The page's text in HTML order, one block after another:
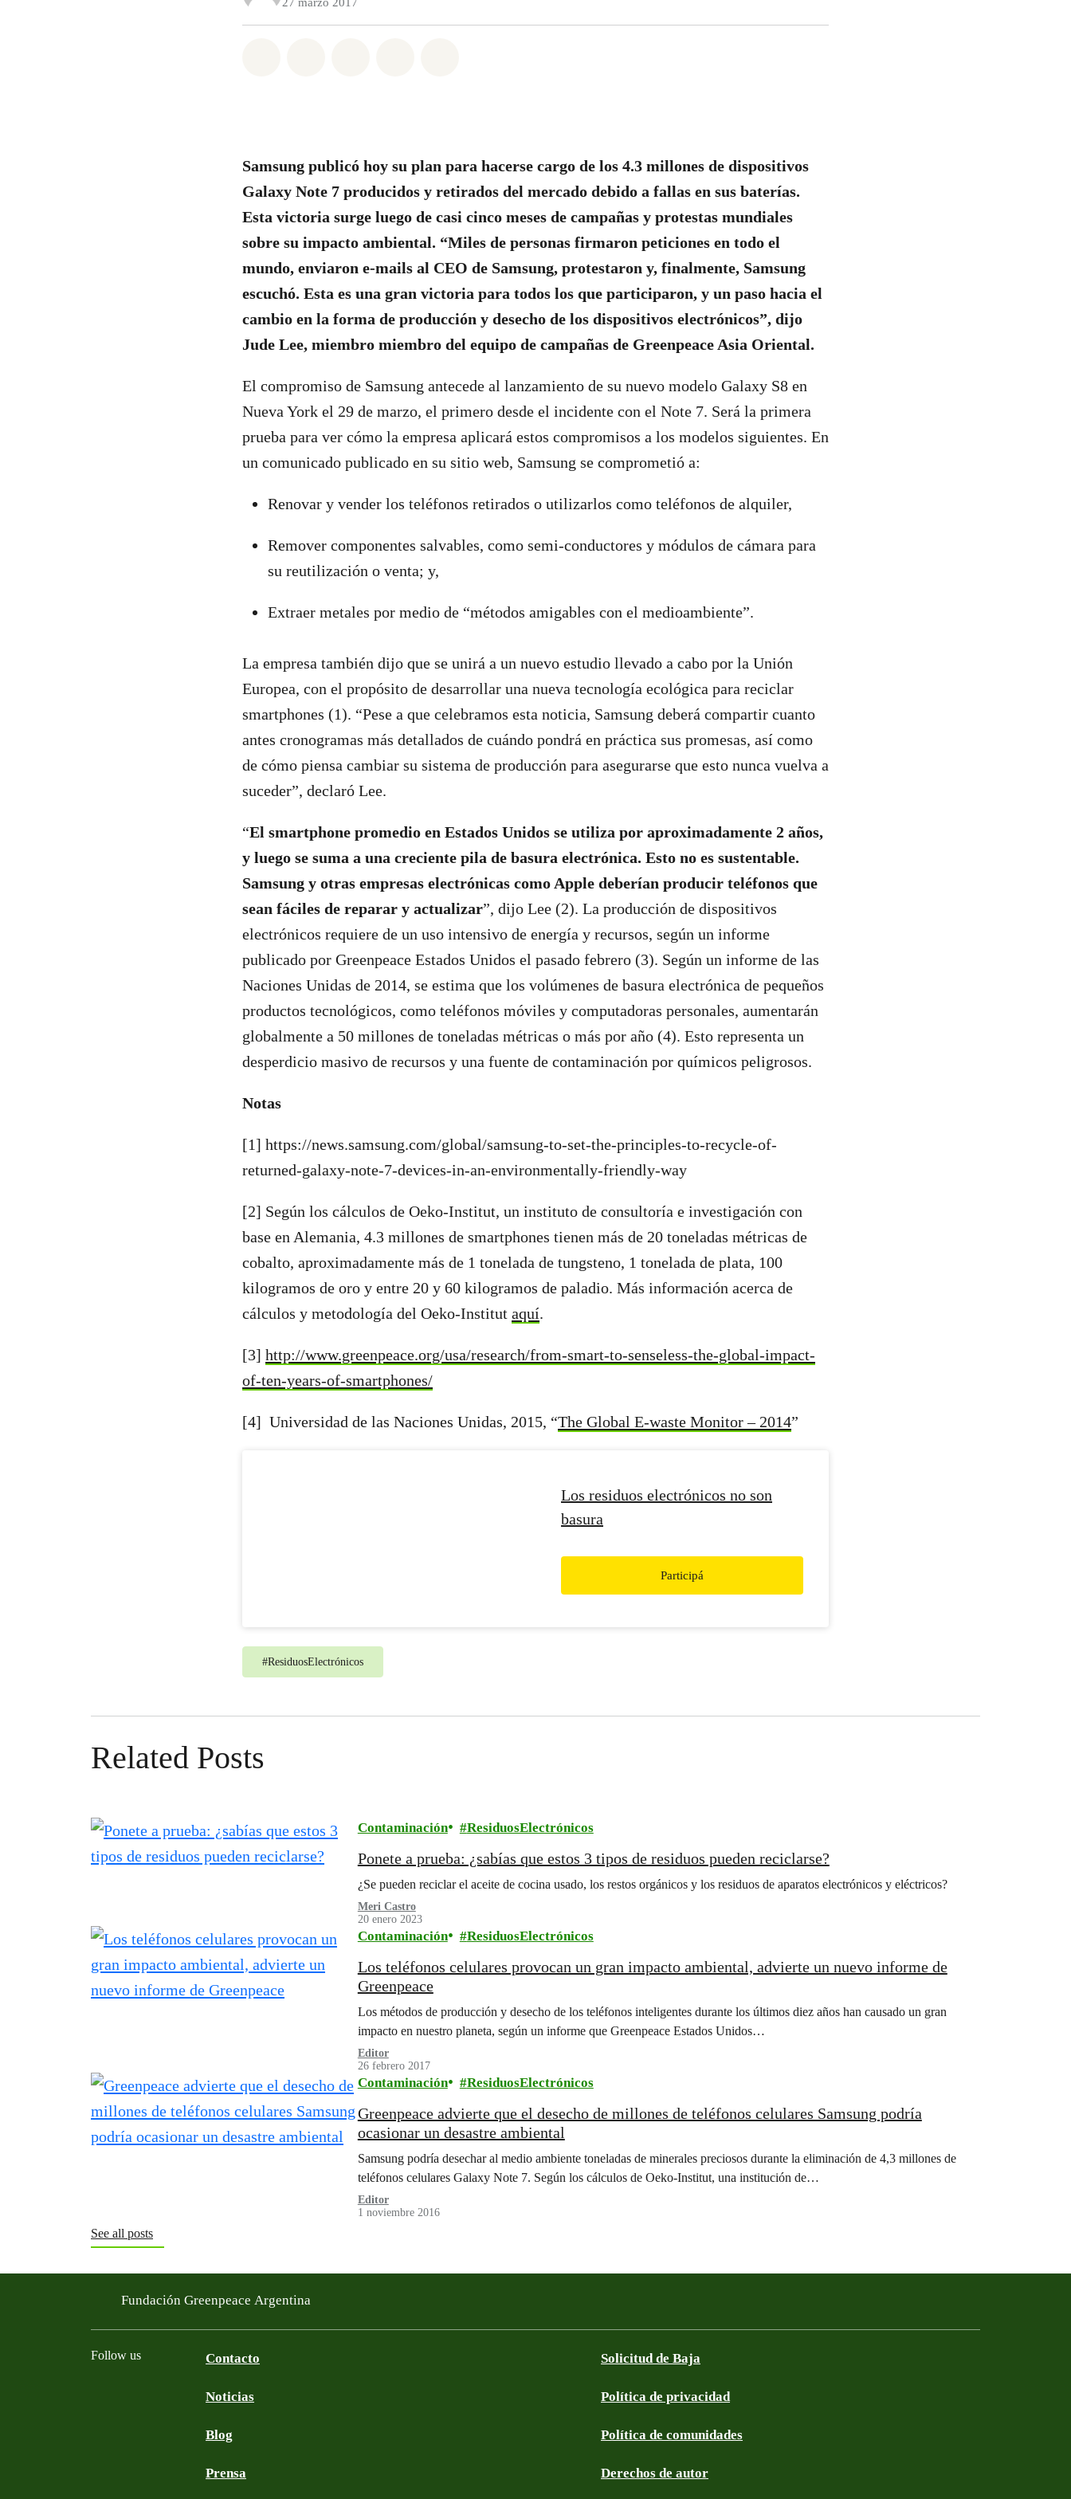
Samsung publicó hoy su plan para hacerse cargo de los 4.3 millones de dispositivos
Galaxy Note 7 producidos y retirados del mercado debido a fallas en sus baterías.
Esta victoria surge luego de casi cinco meses de campañas y protestas mundiales
sobre su impacto ambiental. “Miles de personas firmaron peticiones en todo el
mundo, enviaron e-mails al CEO de Samsung, protestaron y, finalmente, Samsung
escuchó. Esta es una gran victoria para todos los que participaron, y un paso hacia el
cambio en la forma de producción y desecho de los dispositivos electrónicos”, dijo
Jude Lee, miembro miembro del equipo de campañas de Greenpeace Asia Oriental.
El compromiso de Samsung antecede al lanzamiento de su nuevo modelo Galaxy S8 en
Nueva York el 29 de marzo, el primero desde el incidente con el Note 7. Será la primera
prueba para ver cómo la empresa aplicará estos compromisos a los modelos siguientes. En
un comunicado publicado en su sitio web, Samsung se comprometió a:
Renovar y vender los teléfonos retirados o utilizarlos como teléfonos de alquiler,
Remover componentes salvables, como semi-conductores y módulos de cámara para
su reutilización o venta; y,
Extraer metales por medio de “métodos amigables con el medioambiente”.
La empresa también dijo que se unirá a un nuevo estudio llevado a cabo por la Unión
Europea, con el propósito de desarrollar una nueva tecnología ecológica para reciclar
smartphones (1). “Pese a que celebramos esta noticia, Samsung deberá compartir cuanto
antes cronogramas más detallados de cuándo pondrá en práctica sus promesas, así como
de cómo piensa cambiar su sistema de producción para asegurarse que esto nunca vuelva a
suceder”, declaró Lee.
“El smartphone promedio en Estados Unidos se utiliza por aproximadamente 2 años,
y luego se suma a una creciente pila de basura electrónica. Esto no es sustentable.
Samsung y otras empresas electrónicas como Apple deberían producir teléfonos que
sean fáciles de reparar y actualizar”, dijo Lee (2). La producción de dispositivos
electrónicos requiere de un uso intensivo de energía y recursos, según un informe
publicado por Greenpeace Estados Unidos el pasado febrero (3). Según un informe de las
Naciones Unidas de 2014, se estima que los volúmenes de basura electrónica de pequeños
productos tecnológicos, como teléfonos móviles y computadoras personales, aumentarán
globalmente a 50 millones de toneladas métricas o más por año (4). Esto representa un
desperdicio masivo de recursos y una fuente de contaminación por químicos peligrosos.
Notas
[1] https://news.samsung.com/global/samsung-to-set-the-principles-to-recycle-of-
returned-galaxy-note-7-devices-in-an-environmentally-friendly-way
[2] Según los cálculos de Oeko-Institut, un instituto de consultoría e investigación con
base en Alemania, 4.3 millones de smartphones tienen más de 20 toneladas métricas de
cobalto, aproximadamente más de 1 tonelada de tungsteno, 1 tonelada de plata, 100
kilogramos de oro y entre 20 y 60 kilogramos de paladio. Más información acerca de
cálculos y metodología del Oeko-Institut aquí.
[3] http://www.greenpeace.org/usa/research/from-smart-to-senseless-the-global-impact-
of-ten-years-of-smartphones/
[4] Universidad de las Naciones Unidas, 2015, “The Global E-waste Monitor – 2014”
Los residuos electrónicos no son
basura
Participá
#ResiduosElectrónicos
Related Posts
Contaminación ResiduosElectrónicos
Ponete a prueba: ¿sabías que estos 3 tipos de residuos pueden reciclarse?
¿Se pueden reciclar el aceite de cocina usado, los restos orgánicos y los residuos de aparatos electrónicos y eléctricos?
Meri Castro
20 enero 2023
Contaminación ResiduosElectrónicos
Los teléfonos celulares provocan un gran impacto ambiental, advierte un nuevo informe de
Greenpeace
Los métodos de producción y desecho de los teléfonos inteligentes durante los últimos diez años han causado un gran
impacto en nuestro planeta, según un informe que Greenpeace Estados Unidos…
Editor
26 febrero 2017
Contaminación ResiduosElectrónicos
Greenpeace advierte que el desecho de millones de teléfonos celulares Samsung podría
ocasionar un desastre ambiental
Samsung podría desechar al medio ambiente toneladas de minerales preciosos durante la eliminación de 4,3 millones de
teléfonos celulares Galaxy Note 7. Según los cálculos de Oeko-Institut, una institución de…
Editor
1 noviembre 2016
See all posts
Fundación Greenpeace Argentina
Follow us Contacto
Noticias
Blog
Prensa
Solicitud de Baja
Política de privacidad
Política de comunidades
Derechos de autor